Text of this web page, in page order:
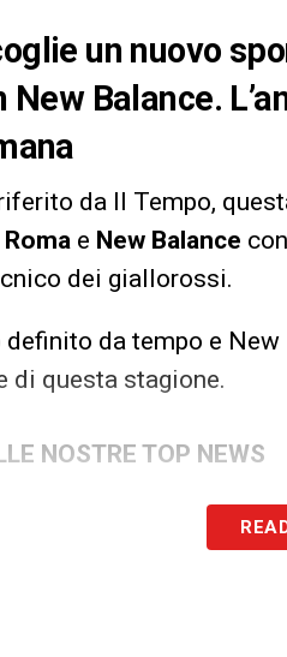
un nuovo
New Balance.
da Il Tempo,
Roma e New Balance
dei giallorossi.
definito da tempo e
di questa stagione.
NOSTRE TOP NEWS